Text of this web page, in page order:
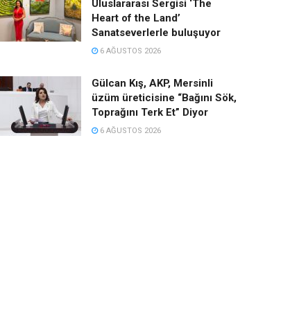
Uluslararası Sergisi ‘The
Heart of the Land’
Sanatseverlerle buluşuyor
6 AĞUSTOS 2026
Gülcan Kış, AKP, Mersinli
üzüm üreticisine “Bağını Sök,
Toprağını Terk Et” Diyor
6 AĞUSTOS 2026